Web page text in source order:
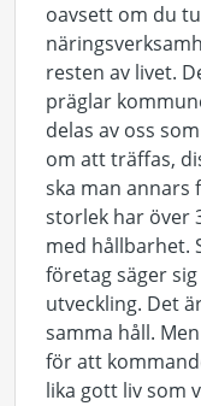
oavsett om du
resten av livet.
präglar
delas av oss
om att träffas,
ska man annars
storlek har över
med hållbarhet.
företag säger
utveckling. Det
samma håll.
för att
lika gott liv som